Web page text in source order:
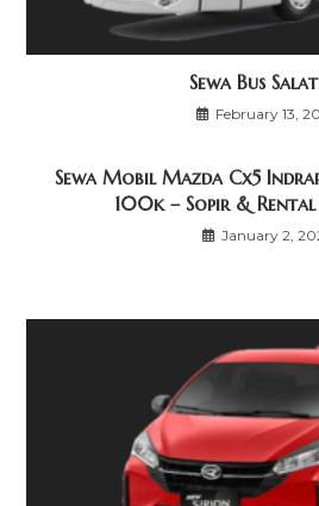
Sewa Bus
February 13,
Sewa Mobil Mazda Cx5
100k – Sopir & Rental
January 2,